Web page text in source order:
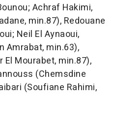
Achraf Hakimi,
min.87), Redouane
Neil El Aynaoui,
Amrabat, min.63),
El Mourabet, min.87),
(Chemsdine
(Soufiane Rahimi,